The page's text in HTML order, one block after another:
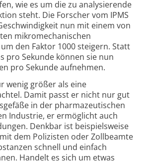
wie es um die zu analysierende
steht. Die Forscher vom IPMS
nun mit einem von
mikromechanischen
den Faktor 1000 steigern. Statt
pro Sekunde können sie nun
pro Sekunde aufnehmen.
wenig größer als eine
Damit passt er nicht nur gut
in der pharmazeutischen
Industrie, er ermöglicht auch
Denkbar ist beispielsweise
dem Polizisten oder Zollbeamte
schnell und einfach
Handelt es sich um etwas